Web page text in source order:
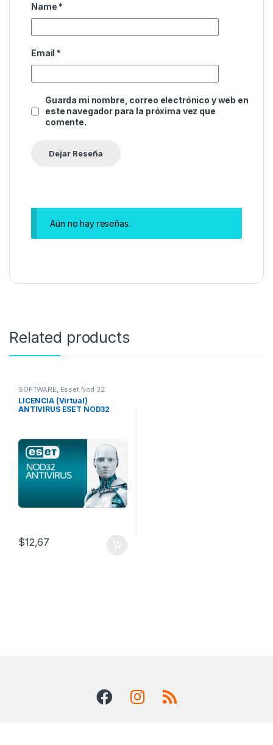
Name *
Email *
Guarda mi nombre, correo electrónico y web en
este navegador para la próxima vez que
comente.
Aún no hay reseñas.
Related products
SOFTWARE, Esset Nod 32
LICENCIA (Virtual)
ANTIVIRUS ESET NOD32
$12,67